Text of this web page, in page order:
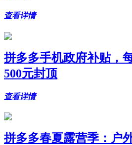
查看详情
拼多多手机政府补贴，
500元封顶
查看详情
拼多多春夏露营季：户